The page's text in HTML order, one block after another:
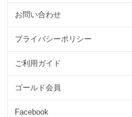
お問い合わせ
プライバシーポリシー
ご利用ガイド
ゴールド会員
Facebook